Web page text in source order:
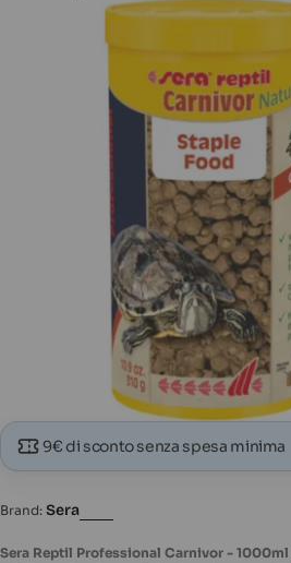
supporto 3 in modalità modale
9€ di sconto senza spesa minima
Brand: Sera
Sera Reptil Professional Carnivor - 1000ml